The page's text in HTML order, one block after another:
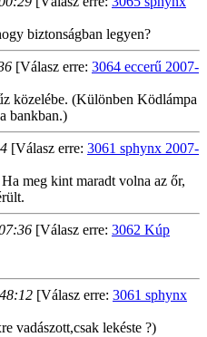
biztonságban legyen?
[Válasz erre: 3064 eccerű 2007-
közelébe. (Különben Ködlámpa
bankban.)
[Válasz erre: 3061 sphynx 2007-
meg kint maradt volna az őr,
[Válasz erre: 3062 Kúp
[Válasz erre: 3061 sphynx
vadászott,csak lekéste ?)